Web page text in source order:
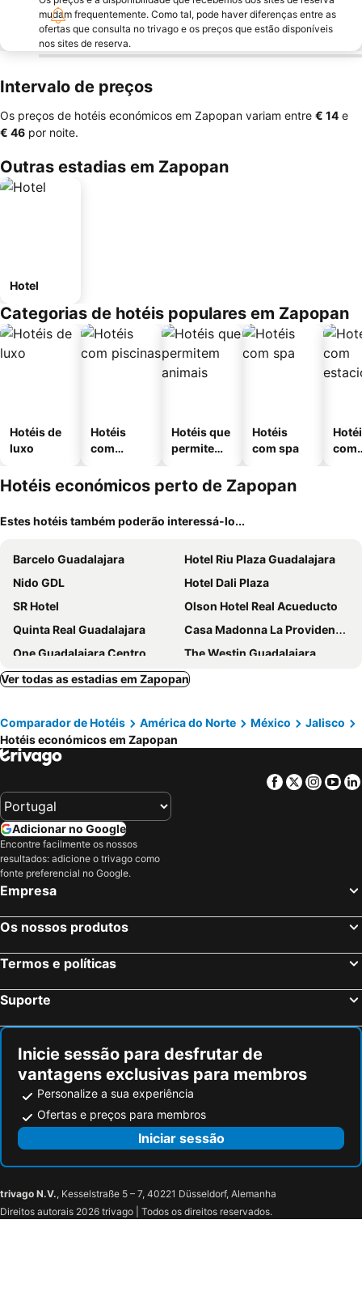
mudam frequentemente. Como tal, pode haver diferenças entre as
ofertas que consulta no trivago e os preços que estão disponíveis
nos sites de reserva.
Intervalo de preços
Os preços de hotéis económicos em Zapopan variam entre ‎€ 14 e
‎€ 46 por noite.
Outras estadias em Zapopan
Hotel
Categorias de hotéis populares em Zapopan
Hotéis de
luxo
Hotéis
com
Hotéis que
permitem
Hotéis
com spa
com
Hotéis económicos perto de Zapopan
Estes hotéis também poderão interessá-lo...
Barcelo Guadalajara
Hotel Riu Plaza Guadalajara
Nido GDL
Hotel Dali Plaza
SR Hotel
Olson Hotel Real Acueducto
Quinta Real Guadalajara
Casa Madonna La Providence Hotel Boutique
One Guadalajara Centro
The Westin Guadalajara
Hotel Malibu
One Guadalajara Periferico Norte
AC Hotel by Marriott Guadalajara Expo
Grand Fiesta Americana Guadalajara Country Club
NH Collection Guadalajara Providencia
Hard Rock Hotel Guadalajara
Camino Real Guadalajara
Fiesta Americana - Guadalajara
Krystal Urban Guadalajara
Hotel Olá Chapultepec
Hotel Antré Chapultepec
Eco Hotel Guadalajara Expo
OYO Hotel Brazil,Guadalajara,Estadio Jalisco
Hotel Santiago de Compostela
Six Hotel Guadalajara Degollado
Aranzazu Centro Historico
Gran Galerias Plaza
Hotel Puerta Del Sol
Ver todas as estadias em Zapopan
Comparador de Hotéis América do Norte México
Jalisco
Hotéis económicos em Zapopan
Facebook
Twitter
Adicionar no Google
Encontre facilmente os nossos
resultados: adicione o trivago como
fonte preferencial no Google.
Empresa
Os nossos produtos
Termos e políticas
Suporte
Inicie sessão para desfrutar de
vantagens exclusivas para membros
Personalize a sua experiência
Ofertas e preços para membros
Iniciar sessão
trivago N.V., Kesselstraße 5 – 7, 40221 Düsseldorf, Alemanha
Direitos autorais 2026 trivago | Todos os direitos reservados.